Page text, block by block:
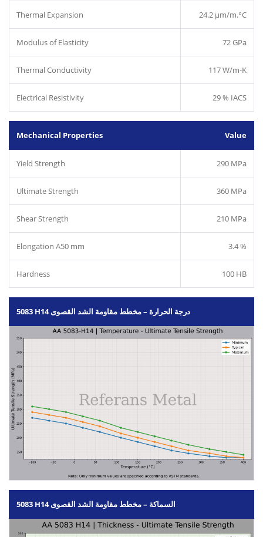
Thermal Expansion 24.2 µm/m.°C
Modulus of Elasticity 72 GPa
Thermal Conductivity 117 W/m-K
Electrical Resistivity 29 % IACS
Mechanical Properties Value
Yield Strength 290 MPa
Ultimate Strength 360 MPa
Shear Strength 210 MPa
Elongation A50 mm 3.4 %
Hardness 100 HB
5083 H14 درجة الحرارة – مخطط مقاومة الشد القصوى
5083 H14 السماكة – مخطط مقاومة الشد القصوى